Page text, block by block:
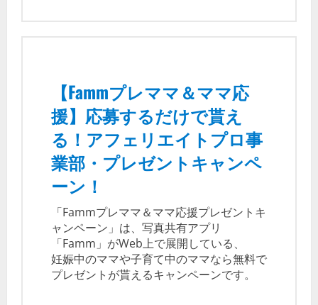
【Fammプレママ＆ママ応
援】応募するだけで貰え
る！アフェリエイトプロ事
業部・プレゼントキャンペ
ーン！
「Fammプレママ＆ママ応援プレゼントキ
ャンペーン」は、写真共有アプリ
「Famm」がWeb上で展開している、
妊娠中のママや子育て中のママなら無料で
プレゼントが貰えるキャンペーンです。